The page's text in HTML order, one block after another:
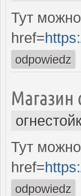
Тут
href=
odpowiedz
Магазин
Тут
href=
odpowiedz